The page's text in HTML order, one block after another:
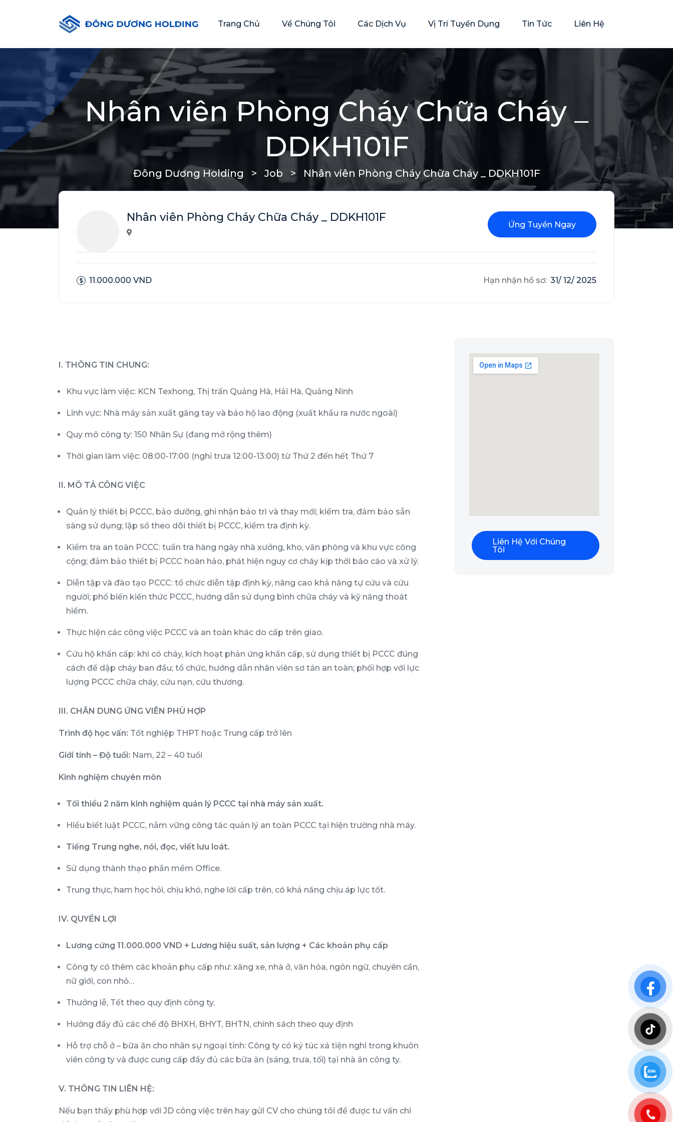
Trang Chủ Về Chúng Tôi Các Dịch Vụ Vị Trí Tuyển Dụng Tin Tức Liên Hệ
Nhân viên Phòng Cháy Chữa Cháy _
DDKH101F
Đông Dương Holding > Job > Nhân viên Phòng Cháy Chữa Cháy _ DDKH101F
Nhân viên Phòng Cháy Chữa Cháy _ DDKH101F
Ứng Tuyển Ngay
11.000.000 VND Hạn nhận hồ sơ: 31/ 12/ 2025
I. THÔNG TIN CHUNG:
Khu vực làm việc: KCN Texhong, Thị trấn Quảng Hà, Hải Hà, Quảng Ninh
Lĩnh vực: Nhà máy sản xuất găng tay và bảo hộ lao động (xuất khẩu ra nước ngoài)
Quy mô công ty: 150 Nhân Sự (đang mở rộng thêm)
Thời gian làm việc: 08:00-17:00 (nghỉ trưa 12:00-13:00) từ Thứ 2 đến hết Thứ 7
II. MÔ TẢ CÔNG VIỆC
Quản lý thiết bị PCCC, bảo dưỡng, ghi nhận bảo trì và thay mới; kiểm tra, đảm bảo sẵn
sàng sử dụng; lập sổ theo dõi thiết bị PCCC, kiểm tra định kỳ.
Kiểm tra an toàn PCCC: tuần tra hàng ngày nhà xưởng, kho, văn phòng và khu vực công
cộng; đảm bảo thiết bị PCCC hoàn hảo, phát hiện nguy cơ cháy kịp thời báo cáo và xử lý.
Diễn tập và đào tạo PCCC: tổ chức diễn tập định kỳ, nâng cao khả năng tự cứu và cứu
người; phổ biến kiến thức PCCC, hướng dẫn sử dụng bình chữa cháy và kỹ năng thoát
hiểm.
Thực hiện các công việc PCCC và an toàn khác do cấp trên giao.
Cứu hộ khẩn cấp: khi có cháy, kích hoạt phản ứng khẩn cấp, sử dụng thiết bị PCCC đúng
cách để dập cháy ban đầu; tổ chức, hướng dẫn nhân viên sơ tán an toàn; phối hợp với lực
lượng PCCC chữa cháy, cứu nạn, cứu thương.
III. CHÂN DUNG ỨNG VIÊN PHÙ HỢP
Trình độ học vấn: Tốt nghiệp THPT hoặc Trung cấp trở lên
Giới tính – Độ tuổi: Nam, 22 – 40 tuổi
Kinh nghiệm chuyên môn
Tối thiểu 2 năm kinh nghiệm quản lý PCCC tại nhà máy sản xuất.
Hiểu biết luật PCCC, nắm vững công tác quản lý an toàn PCCC tại hiện trường nhà máy.
Tiếng Trung nghe, nói, đọc, viết lưu loát.
Sử dụng thành thạo phần mềm Office.
Trung thực, ham học hỏi, chịu khó, nghe lời cấp trên, có khả năng chịu áp lực tốt.
IV. QUYỀN LỢI
Lương cứng 11.000.000 VND + Lương hiệu suất, sản lượng + Các khoản phụ cấp
Công ty có thêm các khoản phụ cấp như: xăng xe, nhà ở, văn hóa, ngôn ngữ, chuyên cần,
nữ giới, con nhỏ…
Thưởng lễ, Tết theo quy định công ty.
Hưởng đầy đủ các chế độ BHXH, BHYT, BHTN, chính sách theo quy định
Hỗ trợ chỗ ở – bữa ăn cho nhân sự ngoại tỉnh: Công ty có ký túc xá tiện nghi trong khuôn
viên công ty và được cung cấp đầy đủ các bữa ăn (sáng, trưa, tối) tại nhà ăn công ty.
V. THÔNG TIN LIÊN HỆ:
Nếu bạn thấy phù hợp với JD công việc trên hay gửi CV cho chúng tôi để được tư vấn chi
Liên Hệ Với Chúng
Tôi